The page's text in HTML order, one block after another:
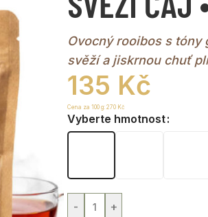
Ovocný rooibos s tóny
svěží a jiskrnou chuť
135 Kč
Cena za 100 g: 270 Kč
Vyberte hmotnost
- +